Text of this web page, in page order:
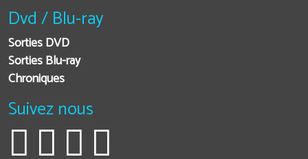
Dvd / Blu-ray
Sorties DVD
Sorties Blu-ray
Chroniques
Suivez nous